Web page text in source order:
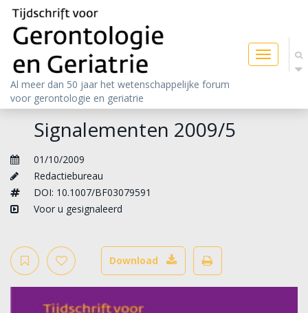
Toggle
navigation
Al meer dan 50 jaar het wetenschappelijke forum
voor gerontologie en geriatrie
Signalementen 2009/5
01/10/2009
Redactiebureau
DOI: 10.1007/BF03079591
Voor u gesignaleerd
Download